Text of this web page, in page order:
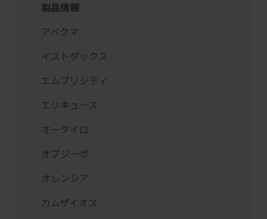
製品情報
アベクマ
イストダックス
エムプリシティ
エリキュース
オータイロ
オプジーボ
オレンシア
カムザイオス